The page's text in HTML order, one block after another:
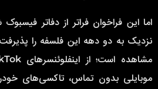
اما این فراخوان فراتر از دفاتر
نزدیک به دو دهه این فلسفه را
موبایلی بدون تماس، تاکسی‌های